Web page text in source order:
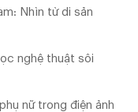
Nhìn từ di sản
nghệ thuật sôi
nữ trong điện ảnh